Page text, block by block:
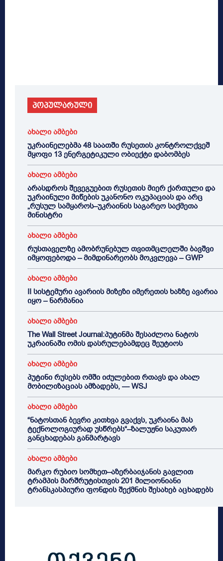
პოპულარული
ახალი ამბები
უკრაინელებმა 48 საათში რუსეთის კონტროლქვეშ
მყოფი 13 ენერგეტიკული ობიექტი დაბომბეს
ახალი ამბები
არასდროს შევეგუებით რუსეთის მიერ ქართული და
უკრაინული მიწების უკანონო ოკუპაციას და არც
„რუსულ სამყაროს–უკრაინის საგარეო საქმეთა
მინისტრი
ახალი ამბები
რუსთაველზე ამობრუნებულ თვითმცლელში ბავშვი
იმყოფებოდა – მიმდინარეობს მოკვლევა – GWP
ახალი ამბები
II სისტემური ავარიის მიზეზი იმერეთის ხაზზე ავარია
იყო – ნარმანია
ახალი ამბები
The Wall Street Journal:პუტინმა შესაძლოა ნატოს
უკრაინაში ომის დასრულებამდეც შეუტიოს
ახალი ამბები
პუტინი რუსებს ომში იძულებით რთავს და ახალ
მობილიზაციას ამზადებს, — WSJ
ახალი ამბები
“ნატოსთან ბევრი კითხვა გვაქვს, უკრაინა მას
ტექნოლოგიურად უსწრებს“–ზალუჟნი საკუთარ
განცხადებას განმარტავს
ახალი ამბები
მარკო რუბიო სომხეთ–აზერბაიჯანის გავლით
ტრამპის მარშრუტისთვის 201 მილიონიანი
ტრანსკასპიური ფონდის შექმნის შესახებ აცხადებს